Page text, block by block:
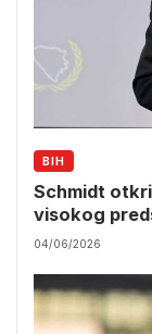
BIH
Schmidt
visokog
04/06/2026